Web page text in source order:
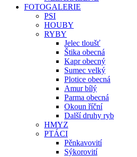
FOTOGALERIE
PSI
HOUBY
RYBY
Jelec tloušť
Štika obecná
Kapr obecný
Sumec velký
Plotice obecná
Amur bílý
Parma obecná
Okoun říční
Další druhy ryb
HMYZ
PTÁCI
Pěnkavovití
Sýkorovití